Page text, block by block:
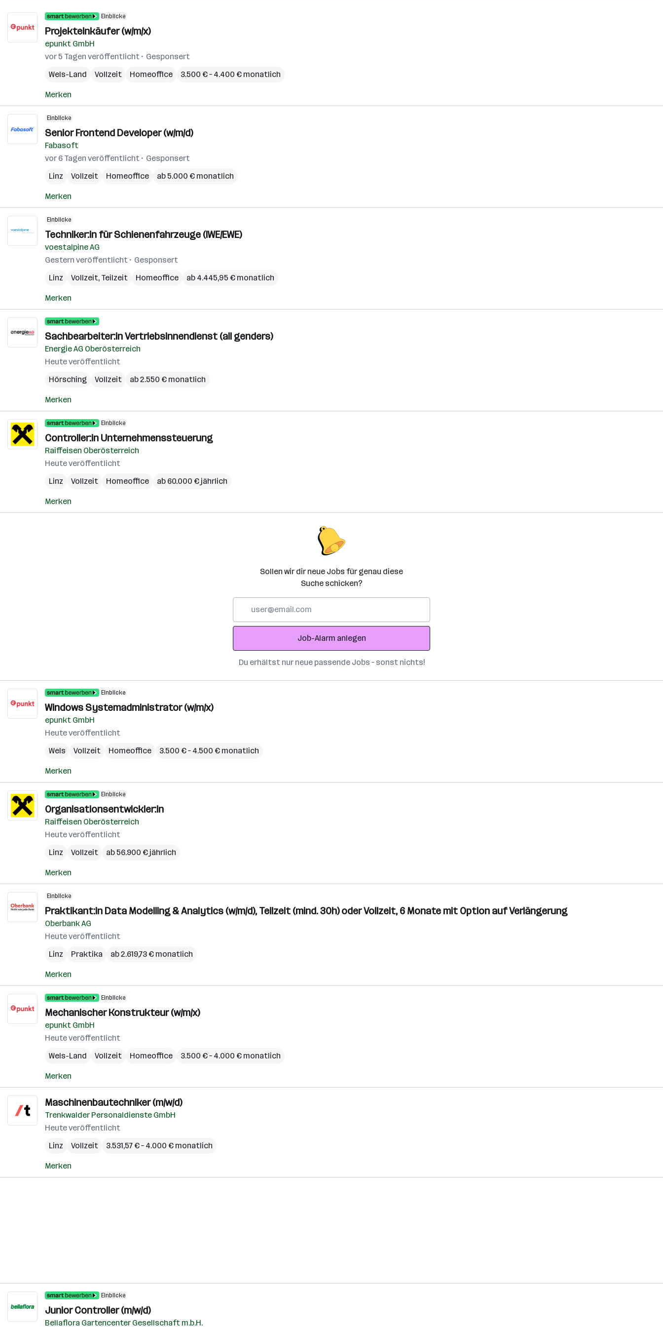
Einblicke
Projekteinkäufer (w/m/x)
epunkt GmbH
vor 5 Tagen veröffentlicht
Gesponsert
Wels-Land
Vollzeit Homeoffice 3.500 € – 4.400 € monatlich
Merken
Einblicke
Senior Frontend Developer (w/m/d)
Fabasoft
vor 6 Tagen veröffentlicht
Gesponsert
Linz
Vollzeit Homeoffice ab 5.000 € monatlich
Merken
Einblicke
Techniker:in für Schienenfahrzeuge (IWE/EWE)
voestalpine AG
Gestern veröffentlicht
Gesponsert
Linz
Vollzeit, Teilzeit Homeoffice ab 4.445,95 € monatlich
Merken
Sachbearbeiter:in Vertriebsinnendienst (all genders)
Energie AG Oberösterreich
Heute veröffentlicht
Hörsching
Vollzeit ab 2.550 € monatlich
Merken
Einblicke
Controller:in Unternehmenssteuerung
Raiffeisen Oberösterreich
Heute veröffentlicht
Linz
Vollzeit Homeoffice ab 60.000 € jährlich
Merken
Sollen wir dir neue Jobs für genau diese
Suche schicken?
Adresse
Job-Alarm anlegen
Du erhältst nur neue passende Jobs – sonst nichts!
Einblicke
Windows Systemadministrator (w/m/x)
epunkt GmbH
Heute veröffentlicht
Wels
Vollzeit Homeoffice 3.500 € – 4.500 € monatlich
Merken
Einblicke
Organisationsentwickler:in
Raiffeisen Oberösterreich
Heute veröffentlicht
Linz
Vollzeit ab 56.900 € jährlich
Merken
Einblicke
Praktikant:in Data Modelling & Analytics (w/m/d), Teilzeit (mind. 30h) oder Vollzeit, 6 Monate mit Option auf Verlängerung
Oberbank AG
Heute veröffentlicht
Linz
Praktika ab 2.619,73 € monatlich
Merken
Einblicke
Mechanischer Konstrukteur (w/m/x)
epunkt GmbH
Heute veröffentlicht
Wels-Land
Vollzeit Homeoffice 3.500 € – 4.000 € monatlich
Merken
Maschinenbautechniker (m/w/d)
Trenkwalder Personaldienste GmbH
Heute veröffentlicht
Linz
Vollzeit 3.531,57 € – 4.000 € monatlich
Merken
Einblicke
Junior Controller (m/w/d)
Bellaflora Gartencenter Gesellschaft m.b.H.